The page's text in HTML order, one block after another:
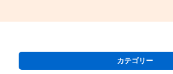
カテゴリー